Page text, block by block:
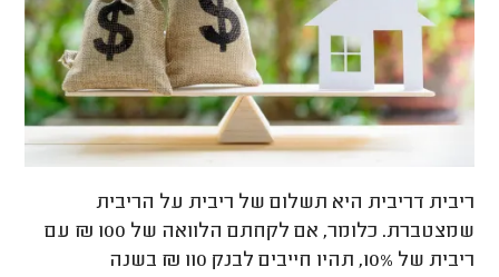
ריבית דריבית היא תשלום של ריבית על הריבית
שמצטברת. כלומר, אם לקחתם הלוואה של 100 ₪ עם
ריבית של 10%, תהיו חייבים לבנק 110 ₪ בשנה